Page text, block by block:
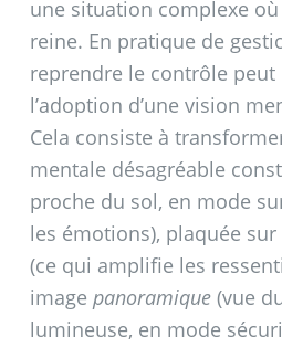
une situation complexe
reine. En pratique de
reprendre le contrôle peut
l’adoption d’une vision
Cela consiste à
mentale désagréable
proche du sol, en mode
les émotions), plaquée
(ce qui amplifie les
image panoramique(vue
lumineuse, en mode